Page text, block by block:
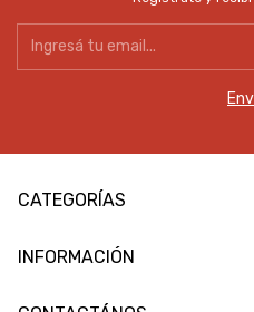
CATEGORÍAS
INFORMACIÓN